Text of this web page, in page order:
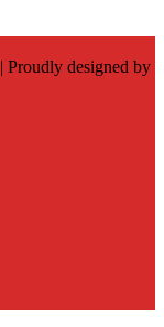
| Proudly designed by